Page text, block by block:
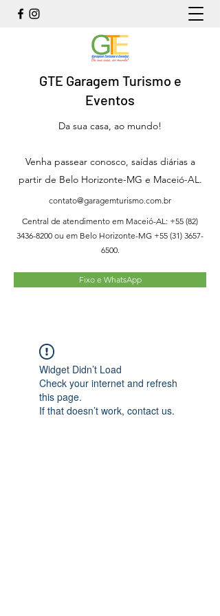
GTE Garagem Turismo e
Eventos
Da sua casa, ao mundo!
Venha passear conosco, saídas diárias a
partir de Belo Horizonte-MG e Maceió-AL.
contato@garagemturismo.com.br
Central de atendimento em Maceió-AL: +55 (82)
3436-8200 ou em Belo Horizonte-MG +55 (31) 3657-
6500.
Fixo e WhatsApp
Widget Didn’t Load
Check your internet and refresh
this page.
If that doesn’t work, contact us.